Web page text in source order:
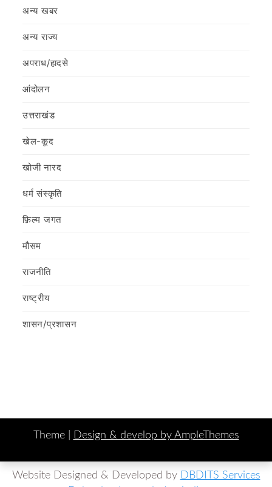
अन्य खबर
अन्य राज्य
अपराध/हादसे
आंदोलन
उत्तराखंड
खेल-कूद
खोजी नारद
धर्म संस्कृति
फ़िल्‍म जगत
मौसम
राजनीति
राष्ट्रीय
शासन/प्रशासन
Theme | Design & develop by AmpleThemes
Website Designed & Developed by DBDITS Services